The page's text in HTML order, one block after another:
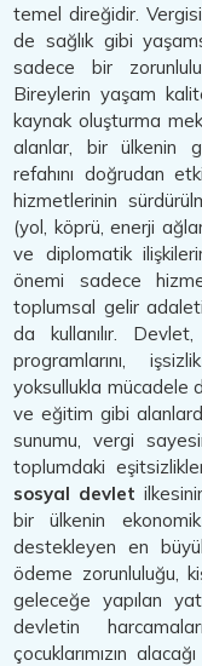
temel direğidir.
de sağlık gibi
sadece bir
Bireylerin yaşam
kaynak oluşturma
alanlar, bir ülkenin
refahını doğrudan
hizmetlerinin
(yol, köprü, enerji
ve diplomatik
önemi sadece
toplumsal gelir
da kullanılır.
programlarını,
yoksullukla mücadele
ve eğitim gibi
sunumu, vergi
toplumdaki
sosyal devlet
bir ülkenin
destekleyen en
ödeme zorunluluğu,
geleceğe yapılan
devletin
çocuklarımızın